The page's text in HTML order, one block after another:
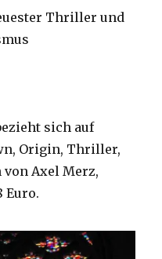
Thriller und
sich auf
Origin, Thriller,
Axel Merz,
Euro.